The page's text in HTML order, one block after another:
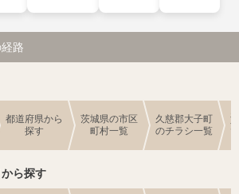
路
都道府県から
探す
茨城県の市区
町村一覧
久慈郡大子町
のチラシ一覧
ら探す